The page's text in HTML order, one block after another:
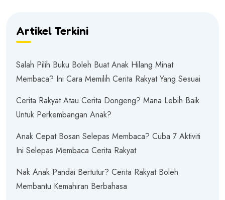
Artikel Terkini
Salah Pilih Buku Boleh Buat Anak Hilang Minat
Membaca? Ini Cara Memilih Cerita Rakyat Yang Sesuai
Cerita Rakyat Atau Cerita Dongeng? Mana Lebih Baik
Untuk Perkembangan Anak?
Anak Cepat Bosan Selepas Membaca? Cuba 7 Aktiviti
Ini Selepas Membaca Cerita Rakyat
Nak Anak Pandai Bertutur? Cerita Rakyat Boleh
Membantu Kemahiran Berbahasa